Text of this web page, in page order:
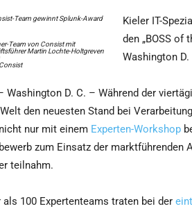
Team von Consist mit
Martin Lochte-Holtgreven
Kieler IT-
den „BOSS of
Washington D.
Washington D. C. – Während der
den neuesten Stand bei
nur mit einem Experten-Workshop
zum Einsatz der marktführenden
teilnahm.
als 100 Expertenteams traten bei der